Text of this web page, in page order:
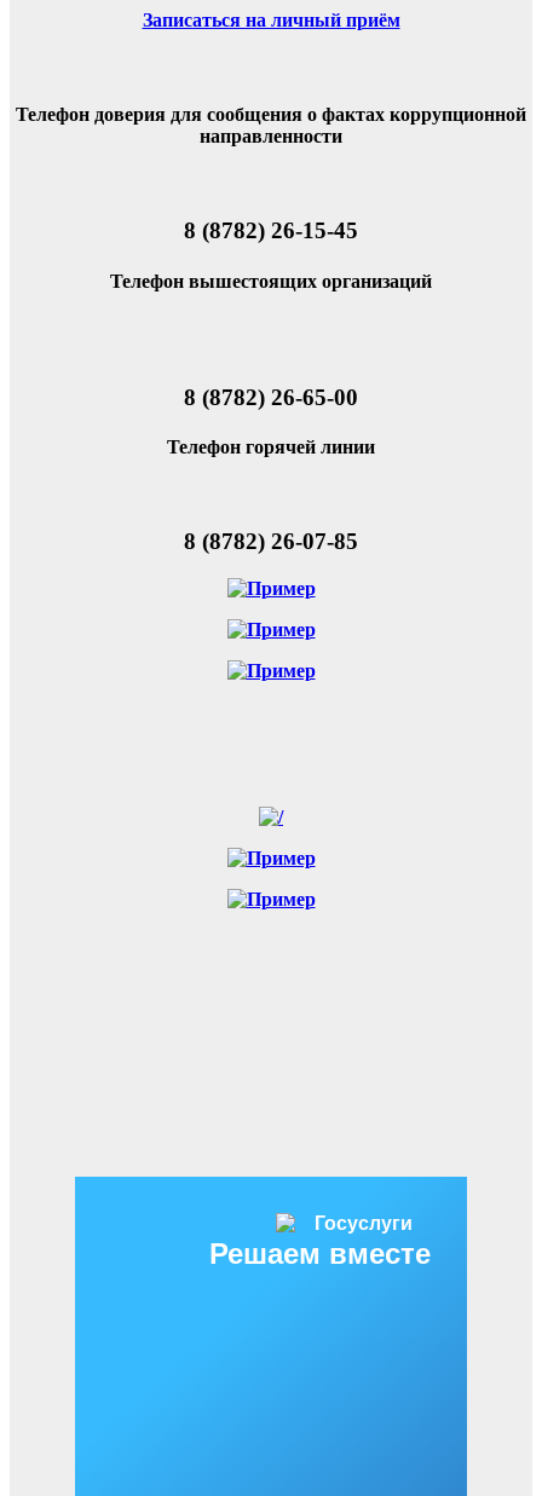
Записаться на личный приём
Телефон доверия для сообщения о фактах коррупционной
направленности
8 (8782) 26-15-45
Телефон вышестоящих организаций
8 (8782) 26-65-00
Телефон горячей линии
8 (8782) 26-07-85
Решаем вместе